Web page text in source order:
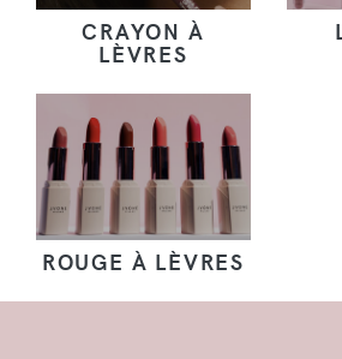
CRAYON À
LÈVRES
ROUGE À LÈVRES